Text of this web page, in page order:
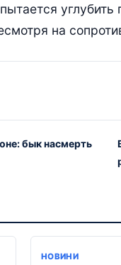
на
бык насмерть
НОВИНИ